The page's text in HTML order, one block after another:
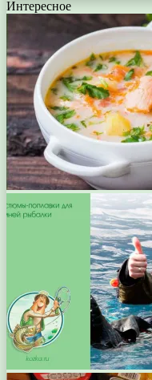
Интересное